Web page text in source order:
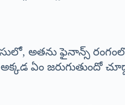
అతను ఫైనాన్స్
ఏం జరుగుతుందో